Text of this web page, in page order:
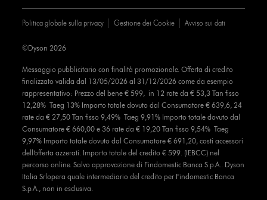
Politica globale sulla privacy Gestione dei Cookie Avviso sui dati
Messaggio pubblicitario con finalità promozionale. Offerta di credito
finalizzato valida dal 13/05/2026 al 31/12/2026 come da esempio
rappresentativo: Prezzo del bene € 599, in 12 rate da € 53,3 Tan fisso
12,28% Taeg 13% Importo totale dovuto dal Consumatore € 639,6, 24
rate da € 27,50 Tan fisso 9,49% Taeg 9,91% Importo totale dovuto dal
Consumatore € 660,00 e 36 rate da € 19,20 Tan fisso 9,54% Taeg
9,97% Importo totale dovuto dal Consumatore € 691,20, costi accessori
dell’offerta azzerati. Importo totale del credito € 599. (IEBCC) nel
percorso online. Salvo approvazione di Findomestic Banca S.p.A.. Dyson
Italia Srlopera quale intermediario del credito per Findomestic Banca
S.p.A., non in esclusiva.
©Dyson 2026